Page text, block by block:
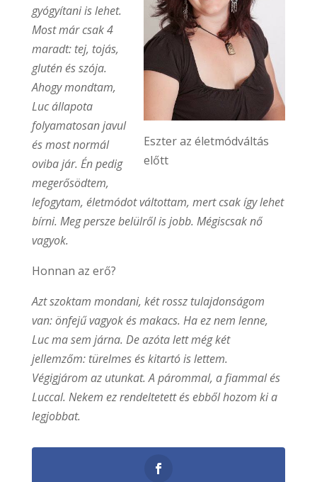
Eszter az életmódváltás
előtt
gyógyítani is lehet.
Most már csak 4
maradt: tej, tojás,
glutén és szója.
Ahogy mondtam,
Luc állapota
folyamatosan javul
és most normál
oviba jár. Én pedig
megerősödtem,
lefogytam, életmódot váltottam, mert csak így lehet
bírni. Meg persze belülről is jobb. Mégiscsak nő
vagyok.
Honnan az erő?
Azt szoktam mondani, két rossz tulajdonságom
van: önfejű vagyok és makacs. Ha ez nem lenne,
Luc ma sem járna. De azóta lett még két
jellemzőm: türelmes és kitartó is lettem.
Végigjárom az utunkat. A párommal, a fiammal és
Luccal. Nekem ez rendeltetett és ebből hozom ki a
legjobbat.